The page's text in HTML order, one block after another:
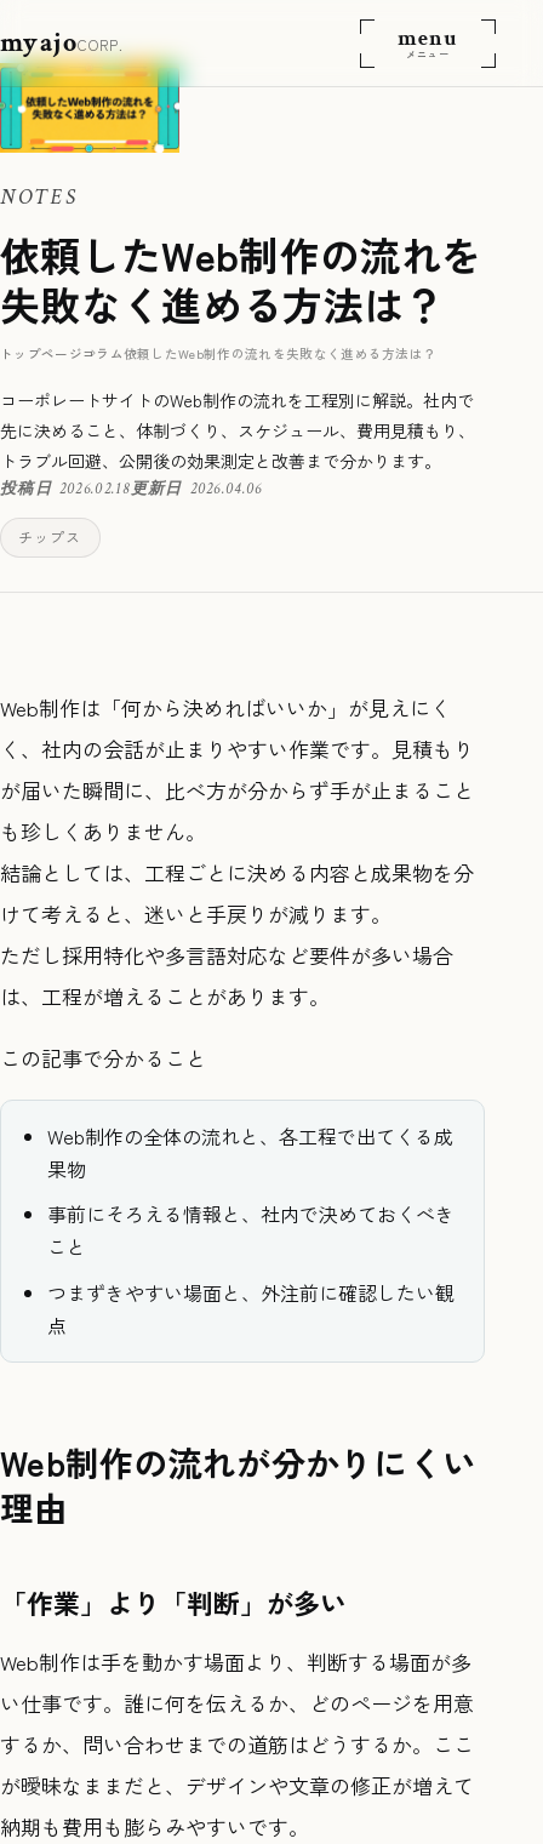
myajoCORP. menu
メニュー
NOTES
依頼したWeb制作の流れを
失敗なく進める方法は？
トップページコラム依頼したWeb制作の流れを失敗なく進める方法は？
コーポレートサイトのWeb制作の流れを工程別に解説。社内で
先に決めること、体制づくり、スケジュール、費用見積もり、
トラブル回避、公開後の効果測定と改善まで分かります。
投稿日 2026.02.18更新日 2026.04.06
チップス
Web制作は「何から決めればいいか」が見えにく
く、社内の会話が止まりやすい作業です。見積もり
が届いた瞬間に、比べ方が分からず手が止まること
も珍しくありません。
結論としては、工程ごとに決める内容と成果物を分
けて考えると、迷いと手戻りが減ります。
ただし採用特化や多言語対応など要件が多い場合
は、工程が増えることがあります。
この記事で分かること
Web制作の全体の流れと、各工程で出てくる成
果物
事前にそろえる情報と、社内で決めておくべき
こと
つまずきやすい場面と、外注前に確認したい観
点
Web制作の流れが分かりにくい
理由
「作業」より「判断」が多い
Web制作は手を動かす場面より、判断する場面が多
い仕事です。誰に何を伝えるか、どのページを用意
するか、問い合わせまでの道筋はどうするか。ここ
が曖昧なままだと、デザインや文章の修正が増えて
納期も費用も膨らみやすいです。